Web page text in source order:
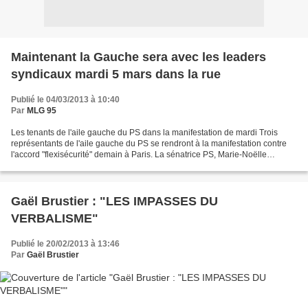
Maintenant la Gauche sera avec les leaders
syndicaux mardi 5 mars dans la rue
Publié le 04/03/2013 à 10:40
Par MLG 95
Les tenants de l'aile gauche du PS dans la manifestation de mardi Trois
représentants de l'aile gauche du PS se rendront à la manifestation contre
l'accord "flexisécurité" demain à Paris. La sénatrice PS, Marie-Noëlle
Gaël Brustier : "LES IMPASSES DU
VERBALISME"
Publié le 20/02/2013 à 13:46
Par Gaël Brustier